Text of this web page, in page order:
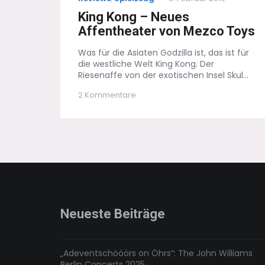
King Kong – Neues
Affentheater von Mezco Toys
Was für die Asiaten Godzilla ist, das ist für
die westliche Welt King Kong. Der
Riesenaffe von der exotischen Insel Skul...
2 Kommentare
Neueste Beiträge
„Adeventschööörs on Öhrs“: The John Williams